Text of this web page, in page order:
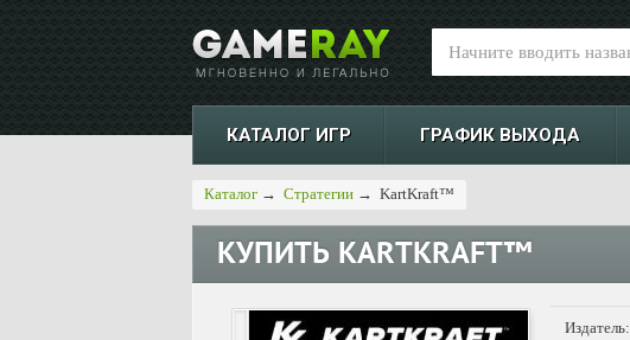
КАТАЛОГ ИГР ГРАФИК ВЫХОДА
Каталог → Стратегии → KartKraft™
КУПИТЬ KARTKRAFT™
Издатель: